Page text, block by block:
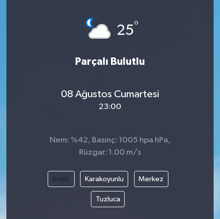
25°
Parçalı Bulutlu
08 Ağustos Cumartesi
23:00
Nem: %42, Basınç: 1005 hpa hPa,
Rüzgar: 1.00 m/s
Aralık Karakoyunlu Merkez
Tuzluca